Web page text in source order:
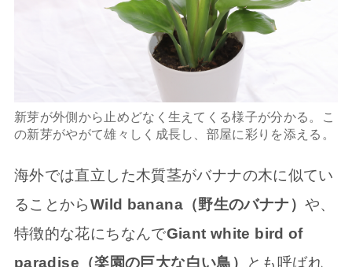
新芽が外側から止めどなく生えてくる様子が分かる。こ
の新芽がやがて雄々しく成長し、部屋に彩りを添える。
海外では直立した木質茎がバナナの木に似てい
ることからWild banana（野生のバナナ） や、
特徴的な花にちなんでGiant white bird of
paradise（楽園の巨大な白い鳥）
とも呼ばれ